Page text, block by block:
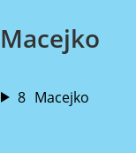
Macejko
8 Macejko